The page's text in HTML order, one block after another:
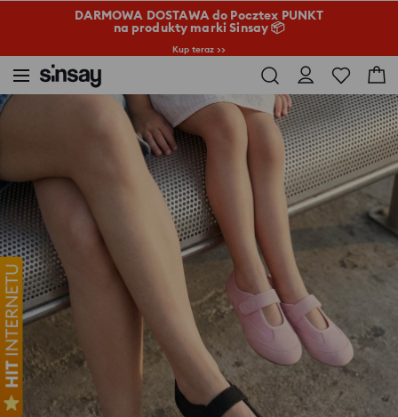
DARMOWA DOSTAWA do Pocztex PUNKT
na produkty marki Sinsay 📦
Kup teraz >>
Torby i dodatki Trampki na rzep